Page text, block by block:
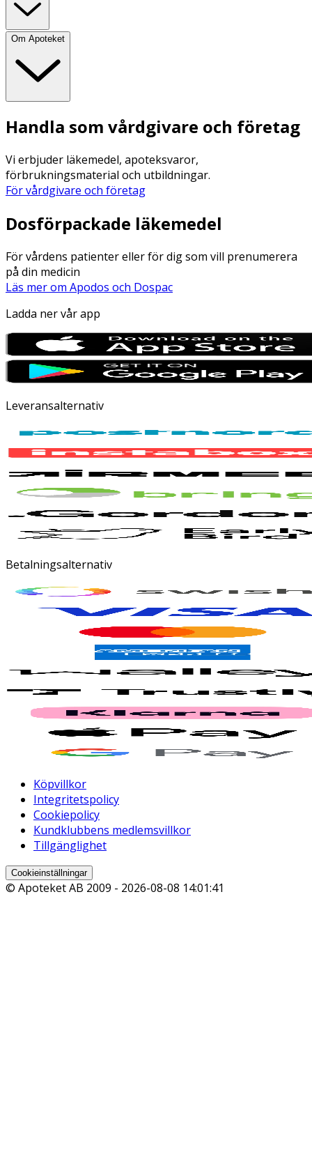
Om Apoteket
Handla som vårdgivare och företag
Vi erbjuder läkemedel, apoteksvaror,
förbrukningsmaterial och utbildningar.
För vårdgivare och företag
Dosförpackade läkemedel
För vårdens patienter eller för dig som vill prenumerera
på din medicin
Läs mer om Apodos och Dospac
Ladda ner vår app
Leveransalternativ
Betalningsalternativ
Köpvillkor
Integritetspolicy
Cookiepolicy
Kundklubbens medlemsvillkor
Tillgänglighet
Cookieinställningar
© Apoteket AB 2009 - 2026-08-08 14:01:41